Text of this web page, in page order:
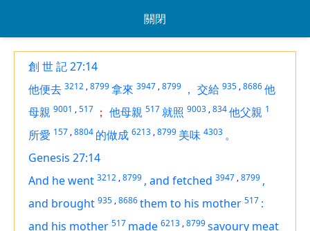
關閉
創 世 記 27:14
他便去 3212 ,8799拿來 3947 ,8799 ， 交給 935 ,8686他
母親 9001 ,517 ； 他母親 517就照 9003 ,834他父親 1
所愛 157 ,8804 的做成 6213 ,8799 美味 4303 。
Genesis 27:14
And he went 3212 ,8799 , and fetched 3947 ,8799 ,
and brought 935 ,8686them to his mother 517 :
and his mother 517 made 6213 ,8799savoury meat